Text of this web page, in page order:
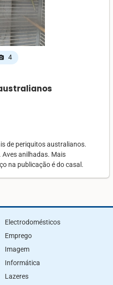
4
de periquitos australianos.
anilhadas. Mais
na publicação é do casal.
Electrodomésticos
Emprego
Imagem
Informática
Lazeres